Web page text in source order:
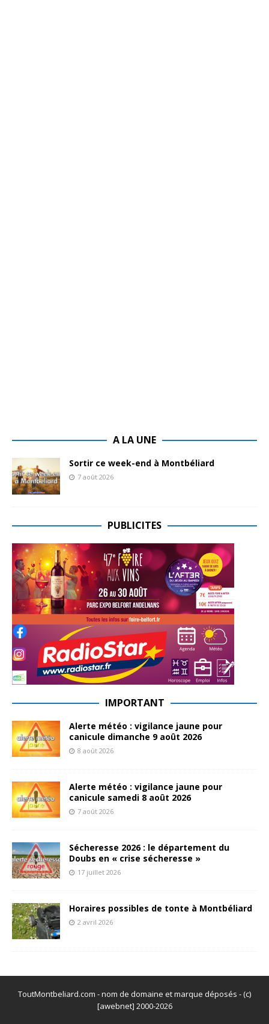
A LA UNE
Sortir ce week-end à Montbéliard
7 août 2026
PUBLICITES
IMPORTANT
Alerte météo : vigilance jaune pour
canicule dimanche 9 août 2026
8 août 2026
Alerte météo : vigilance jaune pour
canicule samedi 8 août 2026
7 août 2026
Sécheresse 2026 : le département du
Doubs en « crise sécheresse »
17 juillet 2026
Horaires possibles de tonte à Montbéliard
2 avril 2026
ToutMontbeliard.com - nom de domaine et marque déposés - (c)
[awebnet] 2000-2026